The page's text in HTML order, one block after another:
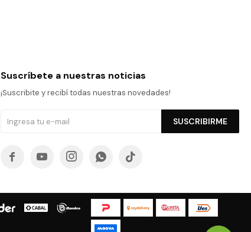
Suscríbete a nuestras noticias
¡Suscribite y recibí todas nuestras novedades!
SUSCRIBIRME
    